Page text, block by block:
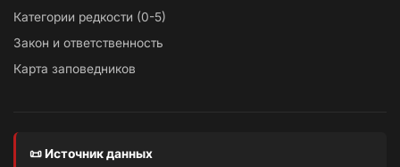
Категории редкости (0-5)
Закон и ответственность
Карта заповедников
📜 Источник данных